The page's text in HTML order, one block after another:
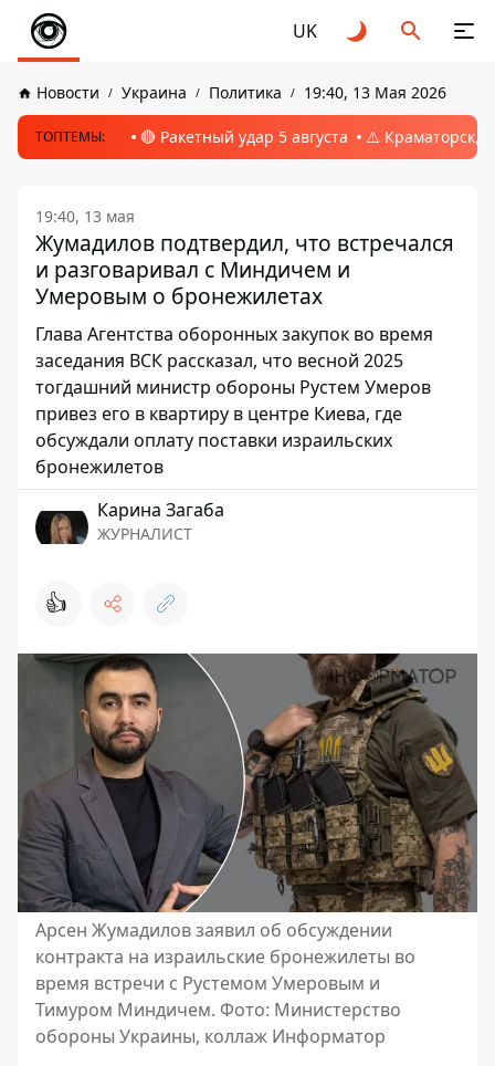
UK
Новости Украина Политика 19:40, 13 Мая 2026
ТОПТЕМЫ: 🔴 Ракетный удар 5 августа ⚠️ Краматорск,
19:40, 13 мая
Жумадилов подтвердил, что встречался
и разговаривал с Миндичем и
Умеровым о бронежилетах
Глава Агентства оборонных закупок во время
заседания ВСК рассказал, что весной 2025
тогдашний министр обороны Рустем Умеров
привез его в квартиру в центре Киева, где
обсуждали оплату поставки израильских
бронежилетов
Карина Загаба
ЖУРНАЛИСТ
👍
Арсен Жумадилов заявил об обсуждении
контракта на израильские бронежилеты во
время встречи с Рустемом Умеровым и
Тимуром Миндичем. Фото: Министерство
обороны Украины, коллаж Информатор